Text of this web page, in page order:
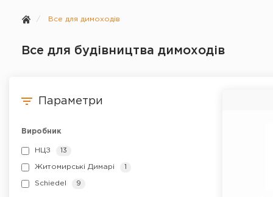
Все для димоходів
Все для будівництва димоходів
Параметри
Виробник
НЦЗ 13
Житомирські Димарі 1
Schiedel 9